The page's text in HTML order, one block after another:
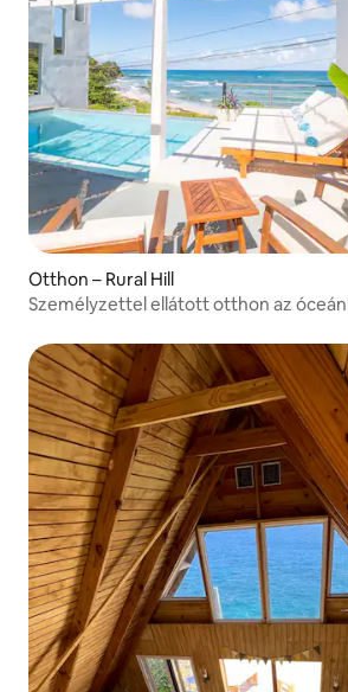
Otthon – Rural Hill
Személyzettel ellátott otthon az